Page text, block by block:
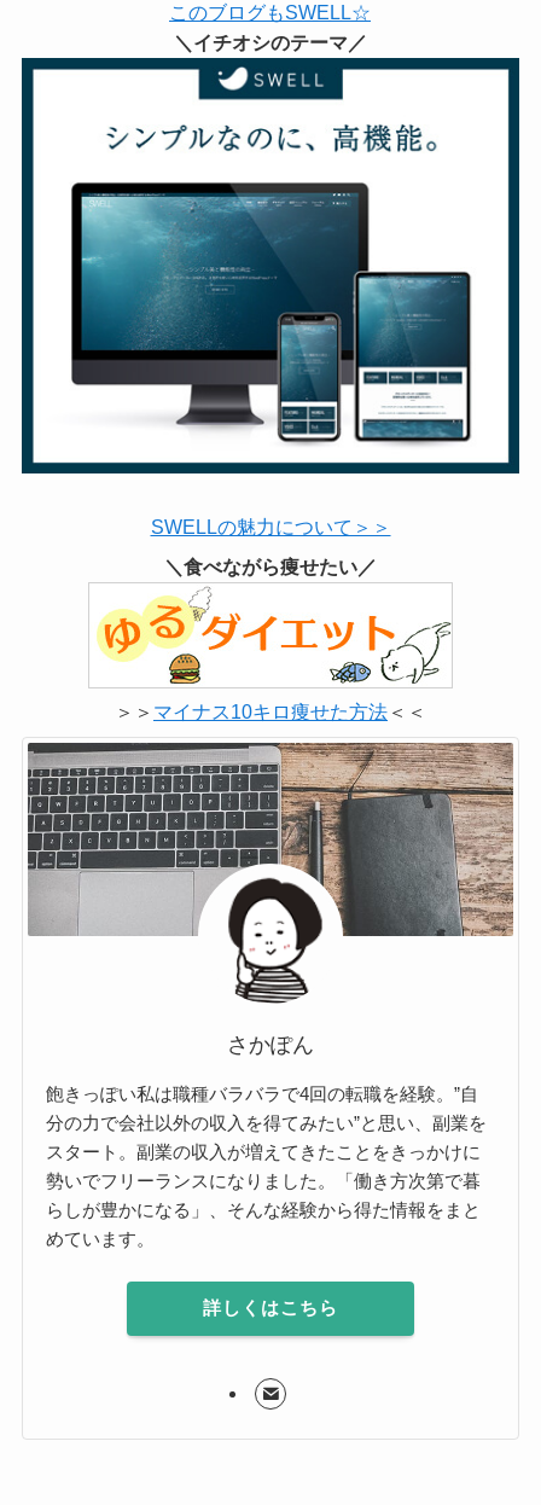
このブログもSWELL☆
＼イチオシのテーマ／
SWELLの魅力について＞＞
＼食べながら痩せたい／
＞＞ マイナス10キロ痩せた方法 ＜＜
さかぽん
飽きっぽい私は職種バラバラで4回の転職を経験。”自
分の力で会社以外の収入を得てみたい”と思い、副業を
スタート。副業の収入が増えてきたことをきっかけに
勢いでフリーランスになりました。「働き方次第で暮
らしが豊かになる」、そんな経験から得た情報をまと
めています。
詳しくはこちら